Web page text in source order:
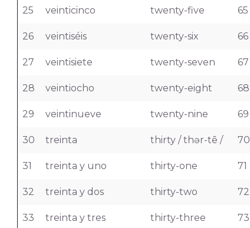
25 veinticinco twenty-five 65
26 veintiséis twenty-six 66
27 veintisiete twenty-seven 67
28 veintiocho twenty-eight 68
29 veintinueve twenty-nine 69
30 treinta thirty / thər-tē / 70
31 treinta y uno thirty-one 71
32 treinta y dos thirty-two 72
33 treinta y tres thirty-three 73